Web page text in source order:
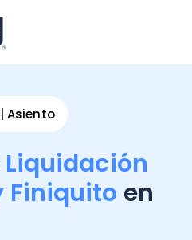
Asiento
Liquidación
Finiquito en